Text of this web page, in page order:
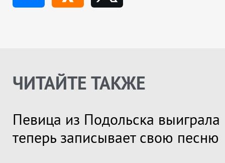
ЧИТАЙТЕ ТАКЖЕ
Певица из Подольска выиграла
теперь записывает свою песню